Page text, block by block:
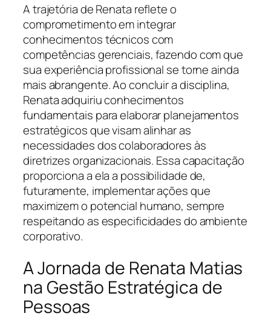
A trajetória de Renata reflete o
comprometimento em integrar
conhecimentos técnicos com
competências gerenciais, fazendo com que
sua experiência profissional se torne ainda
mais abrangente. Ao concluir a disciplina,
Renata adquiriu conhecimentos
fundamentais para elaborar planejamentos
estratégicos que visam alinhar as
necessidades dos colaboradores às
diretrizes organizacionais. Essa capacitação
proporciona a ela a possibilidade de,
futuramente, implementar ações que
maximizem o potencial humano, sempre
respeitando as especificidades do ambiente
corporativo.
A Jornada de Renata Matias
na Gestão Estratégica de
Pessoas